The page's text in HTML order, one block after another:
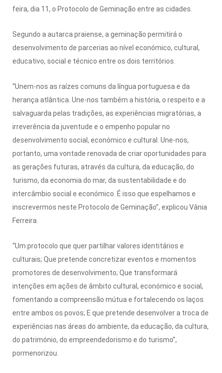
feira, dia 11, o Protocolo de Geminação entre as cidades.
Segundo a autarca praiense, a geminação permitirá o
desenvolvimento de parcerias ao nível económico, cultural,
educativo, social e técnico entre os dois territórios.
“Unem-nos as raízes comuns da língua portuguesa e da
herança atlântica. Une-nos também a história, o respeito e a
salvaguarda pelas tradições, as experiências migratórias, a
irreverência da juventude e o empenho popular no
desenvolvimento social, económico e cultural. Une-nos,
portanto, uma vontade renovada de criar oportunidades para
as gerações futuras, através da cultura, da educação, do
turismo, da economia do mar, da sustentabilidade e do
intercâmbio social e económico. É isso que espelhamos e
inscrevermos neste Protocolo de Geminação”, explicou Vânia
Ferreira.
“Um protocolo que quer partilhar valores identitários e
culturais; Que pretende concretizar eventos e momentos
promotores de desenvolvimento; Que transformará
intenções em ações de âmbito cultural, económico e social,
fomentando a compreensão mútua e fortalecendo os laços
entre ambos os povos; E que pretende desenvolver a troca de
experiências nas áreas do ambiente, da educação, da cultura,
do património, do empreendedorismo e do turismo”,
pormenorizou.